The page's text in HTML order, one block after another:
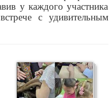
у каждого участника
с удивительным